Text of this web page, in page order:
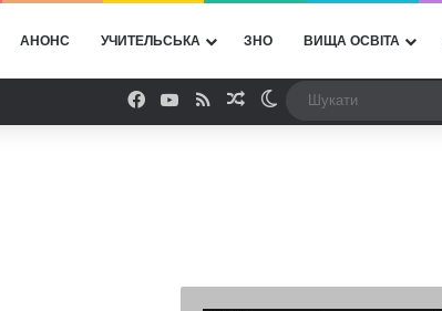
АНОНС УЧИТЕЛЬСЬКА ЗНО ВИЩА ОСВІТА
Facebook
YouTube
RSSВипадкова стаття
Switch skin